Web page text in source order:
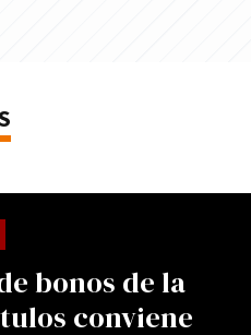
bonos de la
conviene